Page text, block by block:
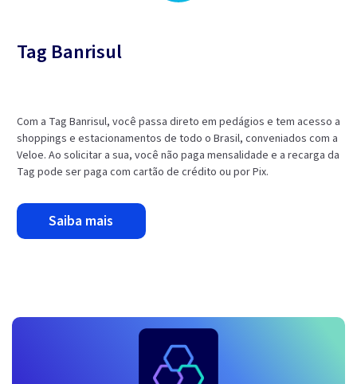
Tag Banrisul
Com a Tag Banrisul, você passa direto em pedágios e tem acesso a
shoppings e estacionamentos de todo o Brasil, conveniados com a
Veloe. Ao solicitar a sua, você não paga mensalidade e a recarga da
Tag pode ser paga com cartão de crédito ou por Pix.
saiba mais